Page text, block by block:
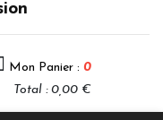
Mon Panier : 0
Total : 0,00 €